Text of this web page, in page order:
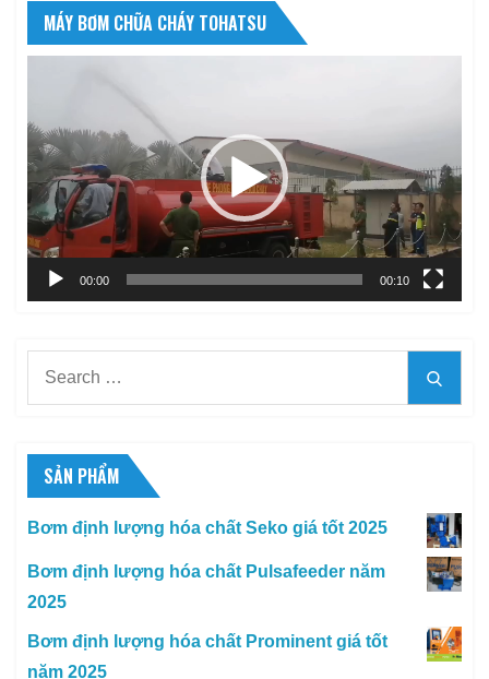
MÁY BƠM CHỮA CHÁY TOHATSU
Video
00:00 00:10
SẢN PHẨM
Bơm định lượng hóa chất Seko giá tốt 2025
Bơm định lượng hóa chất Pulsafeeder năm
2025
Bơm định lượng hóa chất Prominent giá tốt
năm 2025